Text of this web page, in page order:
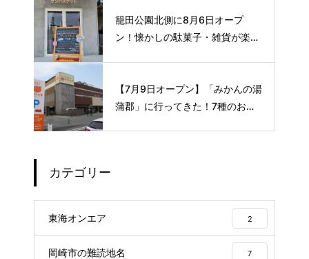
籠田公園北側に8月6日オープ
ン！懐かしの駄菓子・雑貨が楽し
【7月9日オープン】「みかんの湯
蒲郡」に行ってきた！7種のお風
カテゴリー
東海オンエア 2
岡崎市の難読地名 7